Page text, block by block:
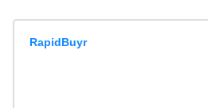
RapidBuyr